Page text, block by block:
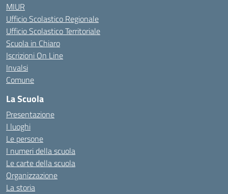
MIUR
Ufficio Scolastico Regionale
Ufficio Scolastico Territoriale
Scuola in Chiaro
Iscrizioni On Line
Invalsi
Comune
La Scuola
Presentazione
I luoghi
Le persone
I numeri della scuola
Le carte della scuola
Organizzazione
La storia